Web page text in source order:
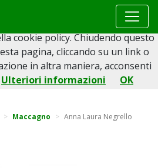
indietro
Maccagno Anna Laura Negrello
terzi da questo utilizzati si
al funzionamento ed utili
cookie policy. Chiudendo questo
pagina, cliccando su un link o
in altra maniera, acconsenti
Ulteriori informazioni OK